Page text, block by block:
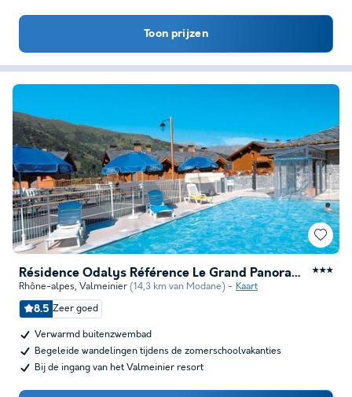
Toon prijzen
Résidence Odalys Référence Le Grand Panorama 1 ★★★
Rhône-alpes, Valmeinier (14,3 km van Modane) Kaart
8.5 Zeer goed
Verwarmd buitenzwembad
Begeleide wandelingen tijdens de zomerschoolvakanties
Bij de ingang van het Valmeinier resort